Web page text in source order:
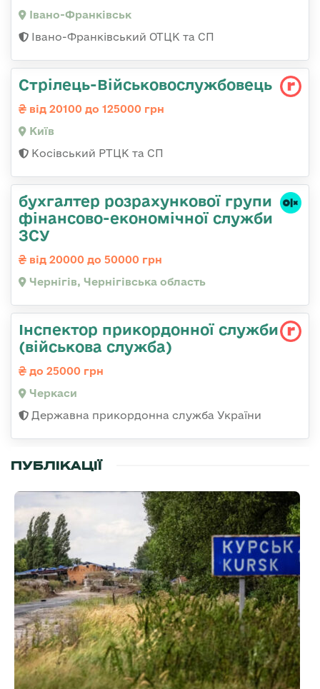
Івано-Франківськ
Івано-Франківський ОТЦК та СП
Стрілець-Військовослужбовець
від 20100 до 125000 грн
Київ
Косівський РТЦК та СП
бухгалтер розрахункової групи
фінансово-економічної служби
ЗСУ
від 20000 до 50000 грн
Чернігів, Чернігівська область
Інспектор прикордонної служби
(військова служба)
до 25000 грн
Черкаси
Державна прикордонна служба України
ПУБЛІКАЦІЇ